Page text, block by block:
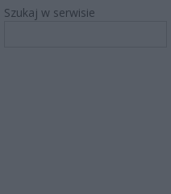
Szukaj w serwisie